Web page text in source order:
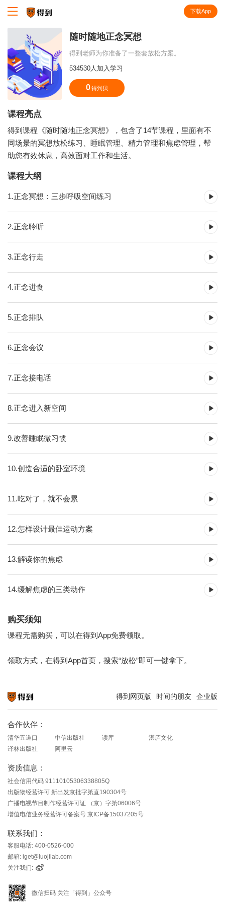
下载App
随时随地正念冥想
得到老师为你准备了一整套放松方案。
534530人加入学习
0 得到贝
课程亮点
得到课程《随时随地正念冥想》，包含了14节课程，里面有不
同场景的冥想放松练习、睡眠管理、精力管理和焦虑管理，帮
助您有效休息，高效面对工作和生活。
课程大纲
1.正念冥想：三步呼吸空间练习
2.正念聆听
3.正念行走
4.正念进食
5.正念排队
6.正念会议
7.正念接电话
8.正念进入新空间
9.改善睡眠微习惯
10.创造合适的卧室环境
11.吃对了，就不会累
12.怎样设计最佳运动方案
13.解读你的焦虑
14.缓解焦虑的三类动作
购买须知
课程无需购买，可以在得到App免费领取。
领取方式，在得到App首页，搜索“放松”即可一键拿下。
得到网页版 时间的朋友 企业版
合作伙伴：
清华五道口 中信出版社 读库
湛庐文化
译林出版社
阿里云
资质信息：
社会信用代码 91110105306338805Q
出版物经营许可 新出发京批字第直190304号
广播电视节目制作经营许可证 （京）字第06006号
增值电信业务经营许可备案号 京ICP备15037205号
联系我们：
客服电话: 400-0526-000
邮箱: iget@luojilab.com
关注我们:
微信扫码 关注「得到」公众号